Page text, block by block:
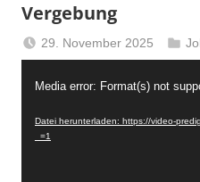
Vergebung
29. November 2025
Media error: Format(s) not
Datei herunterladen: https://video-
_=1